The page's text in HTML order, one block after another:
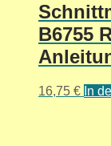
B6755
16,75 € In